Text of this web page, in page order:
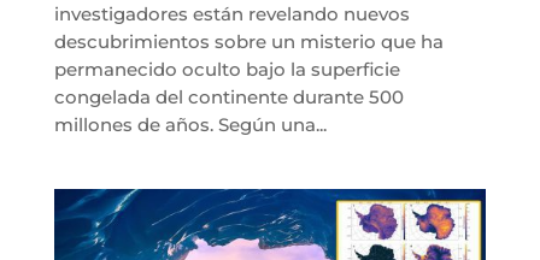
investigadores están revelando nuevos
descubrimientos sobre un misterio que ha
permanecido oculto bajo la superficie
congelada del continente durante 500
millones de años. Según una...